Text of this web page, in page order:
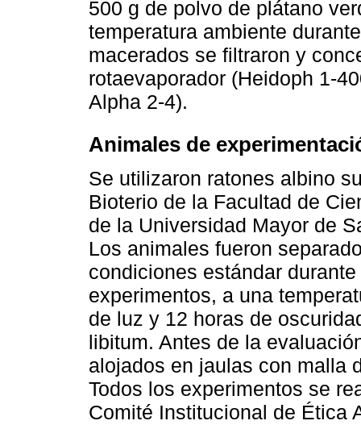
500 g de polvo de plátano
temperatura ambiente
macerados se filtraron y
rotaevaporador (Heidoph 1-
Alpha 2-4).
Animales de
Se utilizaron ratones albino
Bioterio de la Facultad de
de la Universidad Mayor de
Los animales fueron
condiciones estándar
experimentos, a una
de luz y 12 horas de
libitum. Antes de la
alojados en jaulas con malla
Todos los experimentos se
Comité Institucional de Ética